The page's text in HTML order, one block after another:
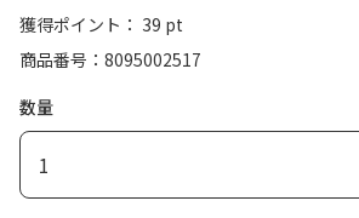
獲得ポイント： 39 pt
商品番号
8095002517
数量
1